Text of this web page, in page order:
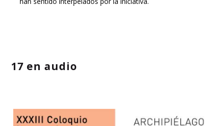
17 en audio